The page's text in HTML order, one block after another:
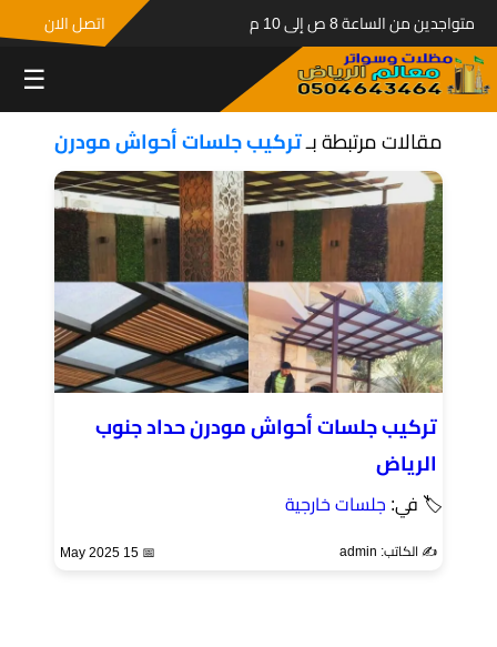
متواجدين من الساعة 8 ص إلى 10 م اتصل الان
☰
مقالات مرتبطة بـتركيب جلسات أحواش مودرن
تركيب جلسات أحواش مودرن حداد جنوب
الرياض
🏷 في: جلسات خارجية
✍️ الكاتب: admin 📅 15 May 2025